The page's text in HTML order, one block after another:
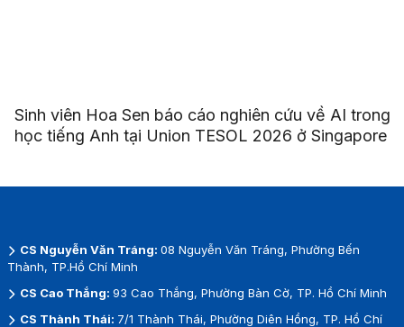
Sinh viên Hoa Sen báo cáo nghiên cứu về AI trong
học tiếng Anh tại Union TESOL 2026 ở Singapore
CS Nguyễn Văn Tráng: 08 Nguyễn Văn Tráng, Phường Bến
Thành, TP.Hồ Chí Minh
CS Cao Thắng: 93 Cao Thắng, Phường Bàn Cờ, TP. Hồ Chí Minh
CS Thành Thái: 7/1 Thành Thái, Phường Diên Hồng, TP. Hồ Chí